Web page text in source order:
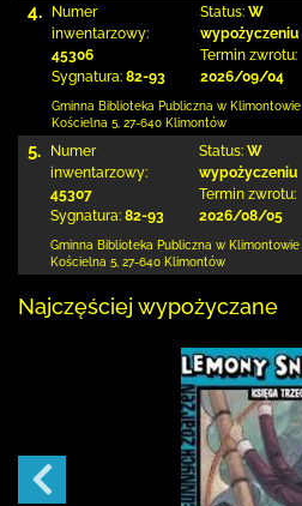
4.
Numer
inwentarzowy:
45306
Sygnatura: 82-93
Status: W
wypożyczeniu
Termin zwrotu:
2026/09/04
Gminna Biblioteka Publiczna w Klimontowie
Kościelna 5 27-640 Klimontów
5.
Numer
inwentarzowy:
45307
Sygnatura: 82-93
Status: W
wypożyczeniu
Termin zwrotu:
2026/08/05
Gminna Biblioteka Publiczna w Klimontowie
Kościelna 5 27-640 Klimontów
Najczęściej wypożyczane